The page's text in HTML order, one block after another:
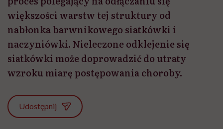
większości warstw tej struktury od
nabłonka barwnikowego siatkówki i
naczyniówki. Nieleczone odklejenie się
siatkówki może doprowadzić do utraty
wzroku miarę postępowania choroby.
Udostępnij